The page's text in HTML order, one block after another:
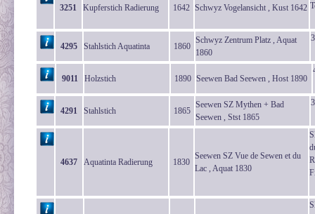
3251 Kupferstich Radierung 1642 Schwyz Vogelansicht , Kust 1642
4295 Stahlstich Aquatinta 1860
Schwyz Zentrum Platz , Aquat
1860
9011 Holzstich 1890 Seewen Bad Seewen , Host 1890
4291 Stahlstich 1865
Seewen SZ Mythen + Bad
Seewen , Stst 1865
4637 Aquatinta Radierung 1830
Seewen SZ Vue de Sewen et du
Lac , Aquat 1830